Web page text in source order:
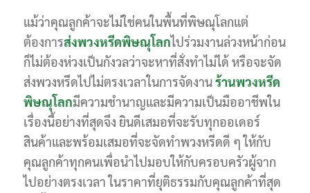
แม้ว่าคุณลูกค้าจะไม่ใช่คนในพื้นที่พิษณุโลกแต่
ต้องการส่งพวงหรีดพิษณุโลกไปร่วมงานล่วงหน้าก่อน
ก็ไม่ต้องห่วงเป็นกังวลว่าจะหาที่สั่งทำไม่ได้ หรือจะจัด
ส่งพวงหรีดไปไม่ตรงเวลาในการจัดงานร้านพวงหรีด
พิษณุโลกมีความชำนาญและมีความเป็นมืออาชีพใน
เรื่องนี้อย่างที่สุดจึง ยินดีเสมอที่จะรับทุกออเดอร์
สินค้าและพร้อมเสมอที่จะจัดทำพวงหรีดดี ๆ ให้กับ
คุณลูกค้าทุกคนเพื่อนำไปมอบให้กับครอบครัวผู้จาก
ไปอย่างตรงเวลา ในราคาที่ยุติธรรมกับคุณลูกค้าที่สุด